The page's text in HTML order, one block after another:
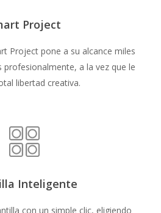
Project
Project pone a su alcance miles
profesionalmente, a la vez que le
libertad creativa.
Inteligente
con un simple clic, eligiendo